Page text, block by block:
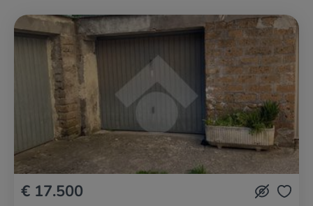
€ 17.500